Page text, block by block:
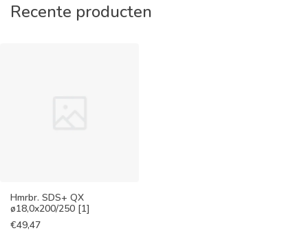
Recente producten
Hmrbr. SDS+ QX
ø18,0x200/250 [1]
€49,47